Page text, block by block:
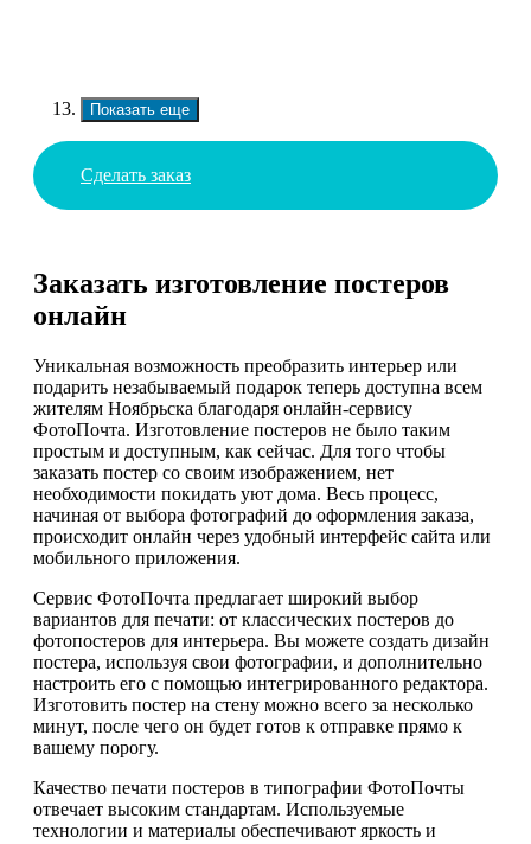
Показать еще
Сделать заказ
Заказать изготовление постеров
онлайн
Уникальная возможность преобразить интерьер или
подарить незабываемый подарок теперь доступна всем
жителям Ноябрьска благодаря онлайн-сервису
ФотоПочта. Изготовление постеров не было таким
простым и доступным, как сейчас. Для того чтобы
заказать постер со своим изображением, нет
необходимости покидать уют дома. Весь процесс,
начиная от выбора фотографий до оформления заказа,
происходит онлайн через удобный интерфейс сайта или
мобильного приложения.
Сервис ФотоПочта предлагает широкий выбор
вариантов для печати: от классических постеров до
фотопостеров для интерьера. Вы можете создать дизайн
постера, используя свои фотографии, и дополнительно
настроить его с помощью интегрированного редактора.
Изготовить постер на стену можно всего за несколько
минут, после чего он будет готов к отправке прямо к
вашему порогу.
Качество печати постеров в типографии ФотоПочты
отвечает высоким стандартам. Используемые
технологии и материалы обеспечивают яркость и